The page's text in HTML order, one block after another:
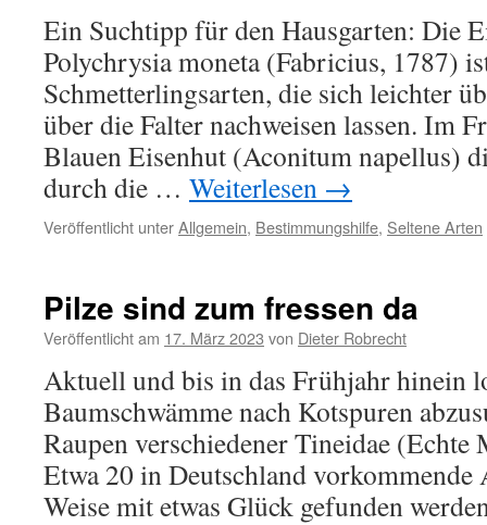
Ein Suchtipp für den Hausgarten: Die
Polychrysia moneta (Fabricius, 1787)
Schmetterlingsarten, die sich leichter
über die Falter nachweisen lassen. Im
Blauen Eisenhut (Aconitum napellus)
durch die … Weiterlesen →
Veröffentlicht unterAllgemein, Bestimmungshilfe, Seltene Arten
Pilze sind zum fressen da
Veröffentlicht am 17. März 2023 von Dieter Robrecht
Aktuell und bis in das Frühjahr hinein
Baumschwämme nach Kotspuren
Raupen verschiedener Tineidae
Etwa 20 in Deutschland vorkommende
Weise mit etwas Glück gefunden